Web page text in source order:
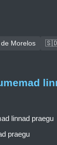
Morelos
🇸🇩
linnad praegu
praegu